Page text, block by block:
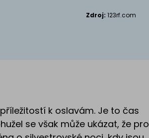
Zdroj: 123rf.com
k oslavám. Je to čas
se však může ukázat, že pro